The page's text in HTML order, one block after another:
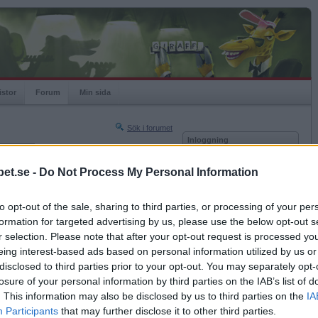
- Do Not Process My Personal Information
opt-out of the sale, sharing to third parties, or processing of your
for targeted advertising by us, please use the below opt-out
selection. Please note that after your opt-out request is processed
interest-based ads based on personal information utilized by us
to third parties prior to your opt-out. You may separately
of your personal information by third parties on the IAB’s list of
This information may also be disclosed by us to third parties on the
Participants that may further disclose it to other third parties.
Forum Min sida
Sök i forumet
Nästa sida »
2012-06-27 16:43
faller offer för myggorna (det är många här
Inloggning
Kom ihåg mig
Glömt ditt lösenord?
Få ny aktiveringslänk
Betapet är gratis!